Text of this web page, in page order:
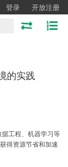
登录 开放注册
的实践
工程、机器学习等
得资源节省和加速